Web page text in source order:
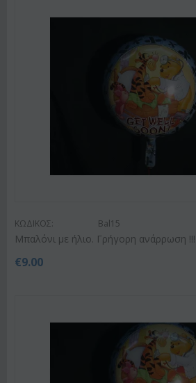
ΚΩΔΙΚΟΣ: Bal15
Μπαλόνι με ήλιο. Γρήγορη ανάρρωση !!!
€9.00